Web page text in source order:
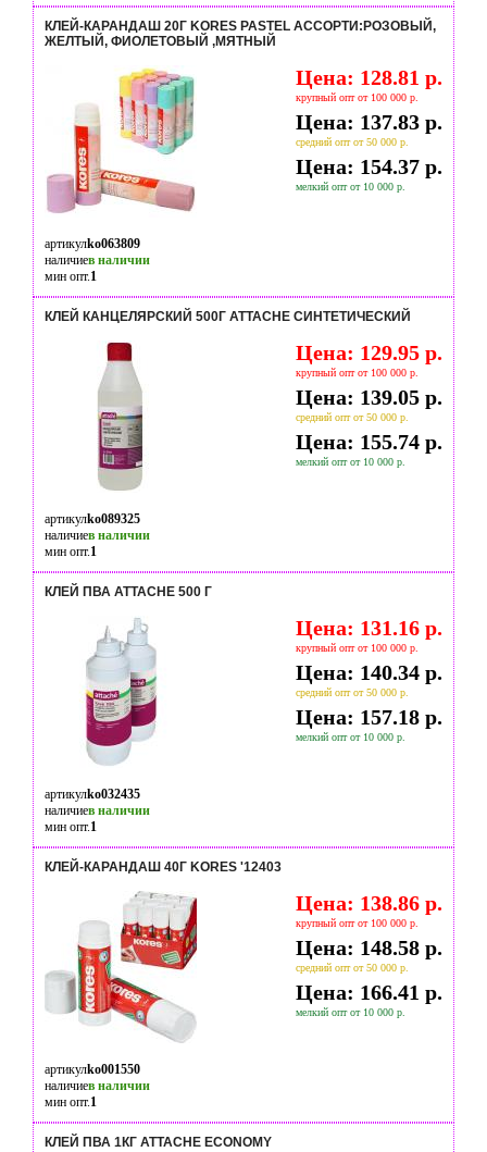
КЛЕЙ-КАРАНДАШ 20Г KORES PASTEL АССОРТИ:РОЗОВЫЙ,
ЖЕЛТЫЙ, ФИОЛЕТОВЫЙ ,МЯТНЫЙ
Цена: 128.81 р.
крупный опт от 100 000 р.
Цена: 137.83 р.
средний опт от 50 000 р.
Цена: 154.37 р.
мелкий опт от 10 000 р.
артикулko063809
наличиев наличии
мин опт.1
КЛЕЙ КАНЦЕЛЯРСКИЙ 500Г ATTACHE СИНТЕТИЧЕСКИЙ
Цена: 129.95 р.
крупный опт от 100 000 р.
Цена: 139.05 р.
средний опт от 50 000 р.
Цена: 155.74 р.
мелкий опт от 10 000 р.
артикулko089325
наличиев наличии
мин опт.1
КЛЕЙ ПВА ATTACHE 500 Г
Цена: 131.16 р.
крупный опт от 100 000 р.
Цена: 140.34 р.
средний опт от 50 000 р.
Цена: 157.18 р.
мелкий опт от 10 000 р.
артикулko032435
наличиев наличии
мин опт.1
КЛЕЙ-КАРАНДАШ 40Г KORES '12403
Цена: 138.86 р.
крупный опт от 100 000 р.
Цена: 148.58 р.
средний опт от 50 000 р.
Цена: 166.41 р.
мелкий опт от 10 000 р.
артикулko001550
наличиев наличии
мин опт.1
КЛЕЙ ПВА 1КГ ATTACHE ECONOMY